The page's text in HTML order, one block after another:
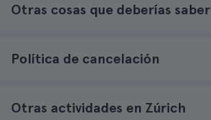
Otras cosas que deberías saber
Política de cancelación
Otras actividades en Zúrich